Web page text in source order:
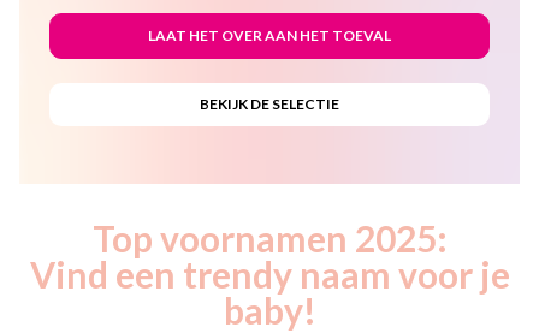
Top voornamen 2025:
Vind een trendy naam voor je
baby!